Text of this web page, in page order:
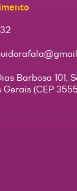
Barbosa 101,
(CEP